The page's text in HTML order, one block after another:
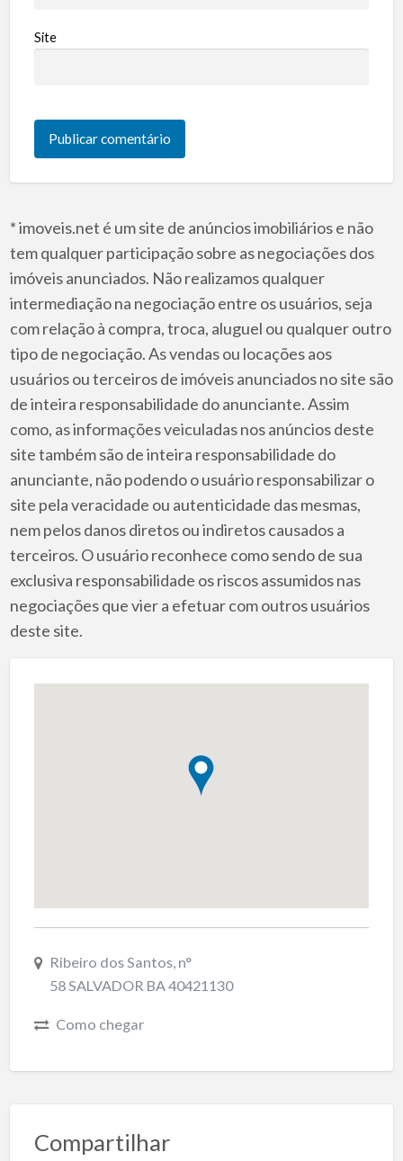
Site
* imoveis.net é um site de anúncios imobiliários e não
tem qualquer participação sobre as negociações dos
imóveis anunciados. Não realizamos qualquer
intermediação na negociação entre os usuários, seja
com relação à compra, troca, aluguel ou qualquer outro
tipo de negociação. As vendas ou locações aos
usuários ou terceiros de imóveis anunciados no site são
de inteira responsabilidade do anunciante. Assim
como, as informações veiculadas nos anúncios deste
site também são de inteira responsabilidade do
anunciante, não podendo o usuário responsabilizar o
site pela veracidade ou autenticidade das mesmas,
nem pelos danos diretos ou indiretos causados a
terceiros. O usuário reconhece como sendo de sua
exclusiva responsabilidade os riscos assumidos nas
negociações que vier a efetuar com outros usuários
deste site.
Ribeiro dos Santos, n°
58 SALVADOR BA 40421130
Como chegar
Compartilhar